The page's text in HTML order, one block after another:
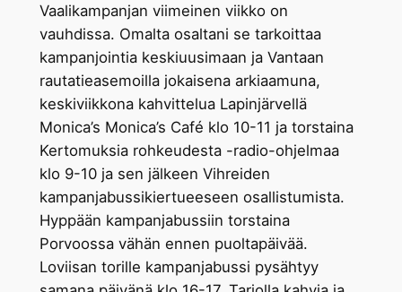
Vaalikampanjan viimeinen viikko on
vauhdissa. Omalta osaltani se tarkoittaa
kampanjointia keskiuusimaan ja Vantaan
rautatieasemoilla jokaisena arkiaamuna,
keskiviikkona kahvittelua Lapinjärvellä
Monica’s Monica’s Café klo 10-11 ja torstaina
Kertomuksia rohkeudesta -radio-ohjelmaa
klo 9-10 ja sen jälkeen Vihreiden
kampanjabussikiertueeseen osallistumista.
Hyppään kampanjabussiin torstaina
Porvoossa vähän ennen puoltapäivää.
Loviisan torille kampanjabussi pysähtyy